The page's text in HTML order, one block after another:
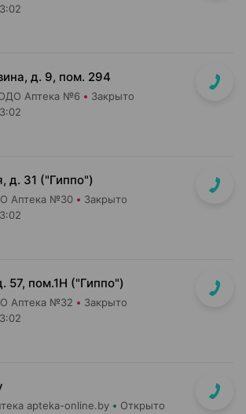
д. 9, пом. 294
Аптека №6 Закрыто
д. 31 ("Гиппо")
Аптека №30 Закрыто
57, пом.1Н ("Гиппо")
Аптека №32 Закрыто
apteka-online.by Открыто